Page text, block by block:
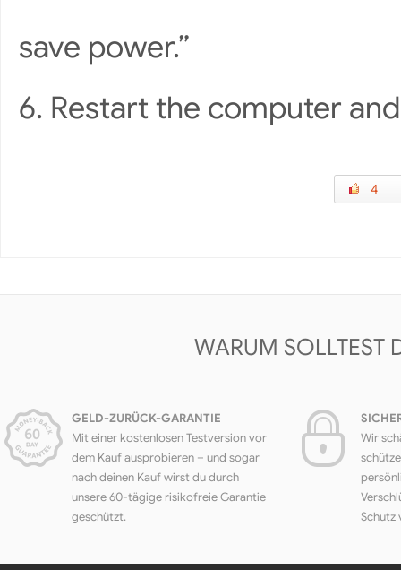
save power.”
6. Restart the computer
4
WARUM SOLLTEST
GELD-ZURÜCK-GARANTIE
Mit einer kostenlosen Testversion vor
dem Kauf ausprobieren – und sogar
nach deinen Kauf wirst du durch
unsere 60-tägige risikofreie Garantie
geschützt.
Wir
Schutz